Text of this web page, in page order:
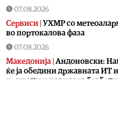
07.08.2026
Сервиси УХМР со
во портокалова фаза
07.08.2026
Македонија Андоновски:
ќе ја обедини државната ИТ
трошоци и повисока